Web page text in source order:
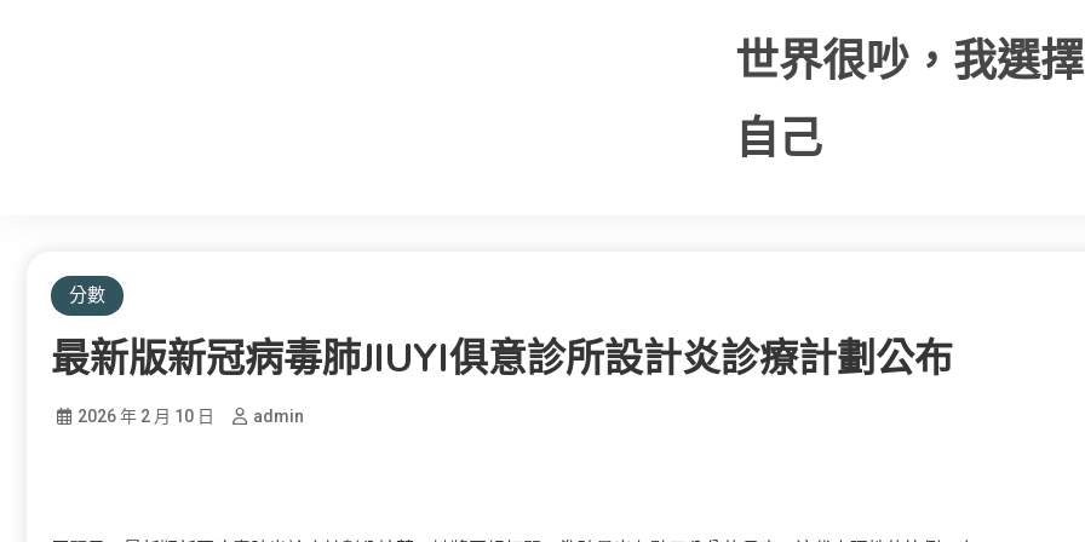
世界很吵，我選
自己
分數
最新版新冠病毒肺JIUYI俱意診所設計炎診療計劃公布
2026 年 2 月 10 日 admin